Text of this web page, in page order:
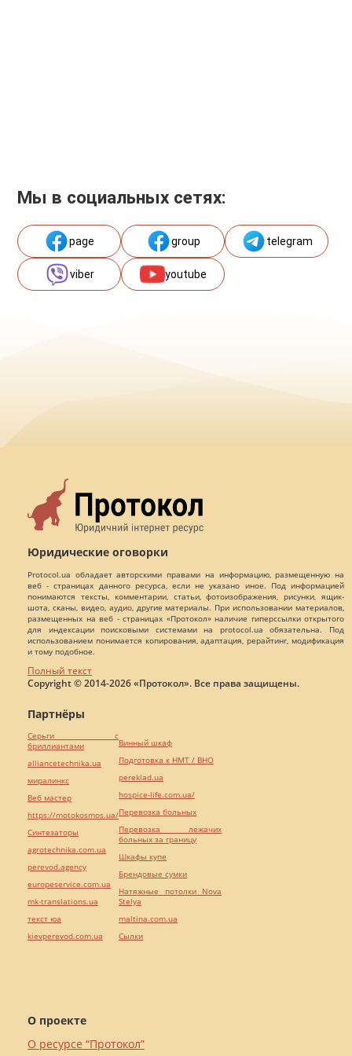
Мы в социальных сетях:
page group telegram
viber youtube
Юридические оговорки
Protocol.ua обладает авторскими правами на информацию, размещенную на
веб - страницах данного ресурса, если не указано иное. Под информацией
понимаются тексты, комментарии, статьи, фотоизображения, рисунки, ящик-
шота, сканы, видео, аудио, другие материалы. При использовании материалов,
размещенных на веб - страницах «Протокол» наличие гиперссылки открытого
для индексации поисковыми системами на protocol.ua обязательна. Под
использованием понимается копирования, адаптация, рерайтинг, модификация
и тому подобное.
Полный текст
Copyright © 2014-2026 «Протокол». Все права защищены.
О проекте
О ресурсе “Протокол”
Партнёры
Серьги с
бриллиантами
alliancetechnika.ua
миралинкс
Веб мастер
https://motokosmos.ua/
Синтезаторы
agrotechnika.com.ua
perevod.agency
europeservice.com.ua
mk-translations.ua
текст юа
kievperevod.com.ua
Винный шкаф
Подготовка к НМТ / ВНО
pereklad.ua
hospice-life.com.ua/
Перевозка больных
Перевозка лежачих
больных за границу
Шкафы купе
Брендовые сумки
Натяжные потолки Nova
Stelya
maltina.com.ua
Cылки